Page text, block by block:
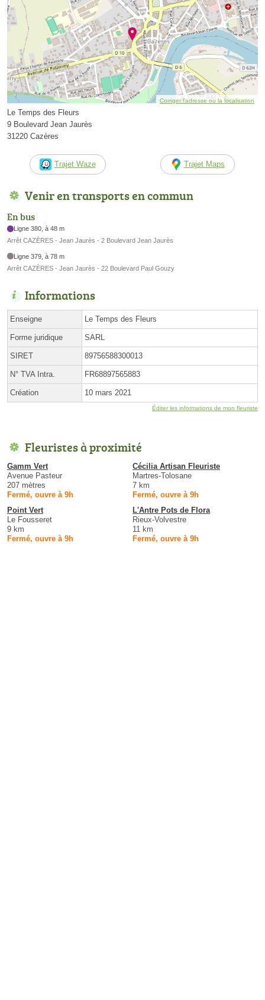
Corriger l’adresse ou la localisation
Le Temps des Fleurs
9 Boulevard Jean Jaurès
31220 Cazères
Trajet Waze Trajet Maps
Venir en transports en commun
En bus
Ligne 380, à 48 m
Arrêt CAZÈRES - Jean Jaurès - 2 Boulevard Jean Jaurès
Ligne 379, à 78 m
Arrêt CAZÈRES - Jean Jaurès - 22 Boulevard Paul Gouzy
Informations
Enseigne Le Temps des Fleurs
Forme juridique SARL
SIRET 89756588300013
N° TVA Intra. FR68897565883
Création 10 mars 2021
Éditer les informations de mon fleuriste
Fleuristes à proximité
Gamm Vert
Avenue Pasteur
207 mètres
Fermé, ouvre à 9h
Cécilia Artisan Fleuriste
Martres-Tolosane
7 km
Fermé, ouvre à 9h
Point Vert
Le Fousseret
9 km
Fermé, ouvre à 9h
L'Antre Pots de Flora
Rieux-Volvestre
11 km
Fermé, ouvre à 9h